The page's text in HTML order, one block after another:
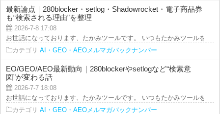
最新論点｜280blocker・setlog・Shadowrocket・電子商品券
も“検索される理由”を整理
2026-7-8 17:08
お世話になっております、たかみツールです。 いつもたかみツールをご
カテゴリ AI・GEO・AEOメルマガバックナンバー
EO/GEO/AEO最新動向｜280blockerやsetlogなど“検索意
図”が変わる話
2026-7-7 18:08
お世話になっております、たかみツールです。 いつもたかみツールをご
カテゴリ AI・GEO・AEOメルマガバックナンバー